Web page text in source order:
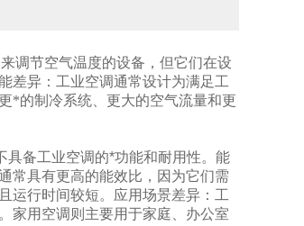
调节空气温度的设备，但它们在设
差异：工业空调通常设计为满足工
*的制冷系统、更大的空气流量和更
备工业空调的*功能和耐用性。 能
常具有更高的能效比，因为它们需
运行时间较短。 应用场景差异： 工
家用空调则主要用于家庭、办公室